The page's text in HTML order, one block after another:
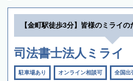
【金町駅徒歩3分】皆様のミライ
司法書士法人ミライ
駐車場あり オンライン相談可 全国出